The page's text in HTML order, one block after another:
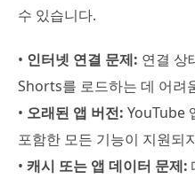
수 있습니다.
• 인터넷 연결 문제: 연결 상
Shorts를 로드하는 데 어려
• 오래된 앱 버전: YouTube
포함한 모든 기능이 지원되
• 캐시 또는 앱 데이터 문제: